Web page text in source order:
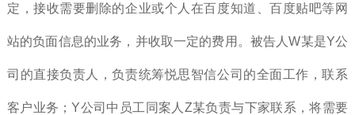
定，接收需要删除的企业或个人在百度知道、百度贴吧等网
站的负面信息的业务，并收取一定的费用。被告人W某是Y公
司的直接负责人，负责统筹悦思智信公司的全面工作，联系
客户业务；Y公司中员工同案人Z某负责与下家联系，将需要